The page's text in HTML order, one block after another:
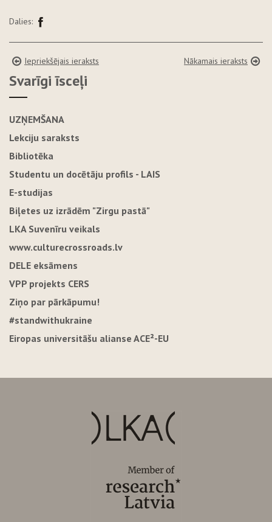
Dalies:
Iepriekšējais ieraksts Nākamais ieraksts
Svarīgi īsceļi
UZŅEMŠANA
Lekciju saraksts
Bibliotēka
Studentu un docētāju profils - LAIS
E-studijas
Biļetes uz izrādēm "Zirgu pastā"
LKA Suvenīru veikals
www.culturecrossroads.lv
DELE eksāmens
VPP projekts CERS
Ziņo par pārkāpumu!
#standwithukraine
Eiropas universitāšu alianse ACE²-EU